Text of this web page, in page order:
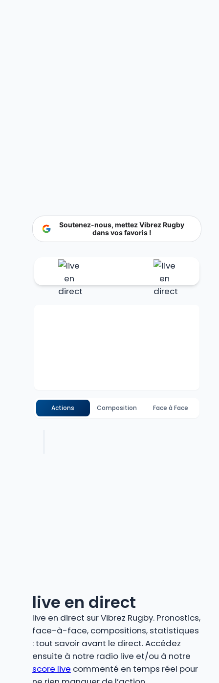
Soutenez-nous, mettez Vibrez Rugby
dans vos favoris !
Actions Composition Face à Face
live en direct
live en direct sur Vibrez Rugby. Pronostics,
face-à-face, compositions, statistiques
: tout savoir avant le direct. Accédez
ensuite à notre radio live et/ou à notre
score live commenté en temps réel pour